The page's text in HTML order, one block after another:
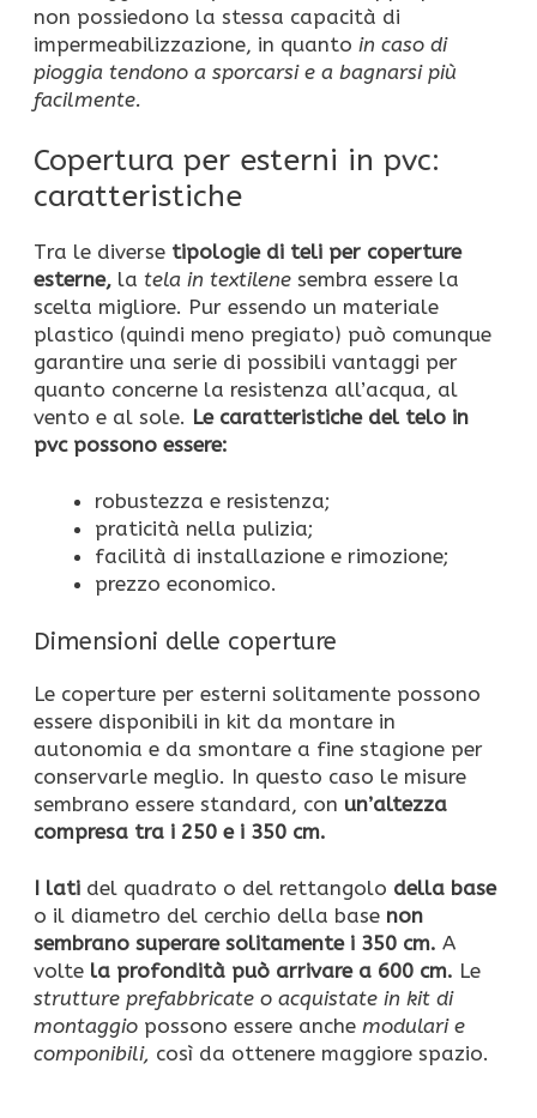
non possiedono la stessa capacità di
impermeabilizzazione, in quanto in caso di
pioggia tendono a sporcarsi e a bagnarsi più
facilmente.
Copertura per esterni in pvc:
caratteristiche
Tra le diverse tipologie di teli per coperture
esterne, la tela in textilene sembra essere la
scelta migliore. Pur essendo un materiale
plastico (quindi meno pregiato) può comunque
garantire una serie di possibili vantaggi per
quanto concerne la resistenza all’acqua, al
vento e al sole. Le caratteristiche del telo in
pvc possono essere:
robustezza e resistenza;
praticità nella pulizia;
facilità di installazione e rimozione;
prezzo economico.
Dimensioni delle coperture
Le coperture per esterni solitamente possono
essere disponibili in kit da montare in
autonomia e da smontare a fine stagione per
conservarle meglio. In questo caso le misure
sembrano essere standard, con un’altezza
compresa tra i 250 e i 350 cm.
I lati del quadrato o del rettangolo della base
o il diametro del cerchio della base non
sembrano superare solitamente i 350 cm. A
volte la profondità può arrivare a 600 cm. Le
strutture prefabbricate o acquistate in kit di
montaggio possono essere anche modulari e
componibili, così da ottenere maggiore spazio.